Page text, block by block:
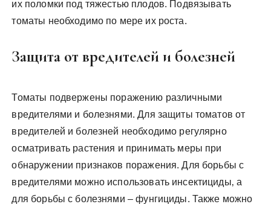
их поломки под тяжестью плодов. Подвязывать
томаты необходимо по мере их роста.
Защита от вредителей и болезней
Томаты подвержены поражению различными
вредителями и болезнями. Для защиты томатов от
вредителей и болезней необходимо регулярно
осматривать растения и принимать меры при
обнаружении признаков поражения. Для борьбы с
вредителями можно использовать инсектициды‚ а
для борьбы с болезнями – фунгициды. Также можно